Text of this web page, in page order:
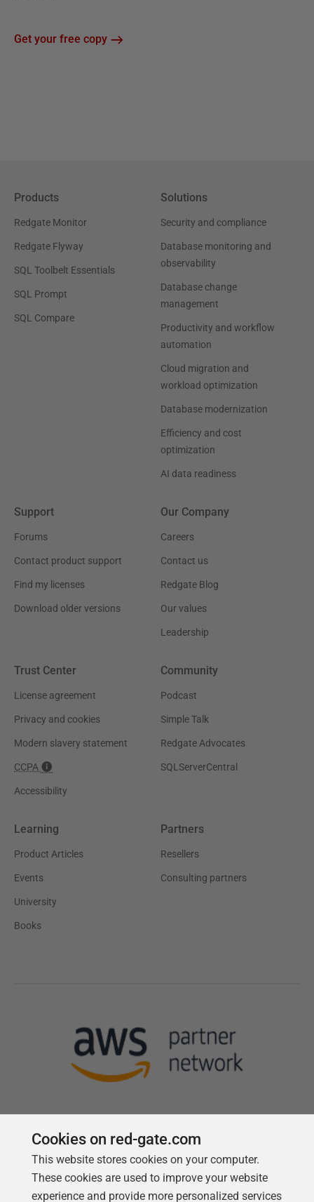
Get your free copy
Products
Redgate Monitor
Redgate Flyway
SQL Toolbelt Essentials
SQL Prompt
SQL Compare
Solutions
Security and compliance
Database monitoring and
observability
Database change
management
Productivity and workflow
automation
Cloud migration and
workload optimization
Database modernization
Efficiency and cost
optimization
AI data readiness
Support
Forums
Contact product support
Find my licenses
Download older versions
Our Company
Careers
Contact us
Redgate Blog
Our values
Leadership
Trust Center
License agreement
Privacy and cookies
Modern slavery statement
CCPA
Accessibility
Community
Podcast
Simple Talk
Redgate Advocates
SQLServerCentral
Learning
Product Articles
Events
University
Books
Partners
Resellers
Consulting partners
Follow us
Cookies on red-gate.com
This website stores cookies on your computer.
These cookies are used to improve your website
experience and provide more personalized services